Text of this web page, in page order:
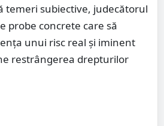
temeri subiective, judecătorul
probe concrete care să
unui risc real și iminent
restrângerea drepturilor